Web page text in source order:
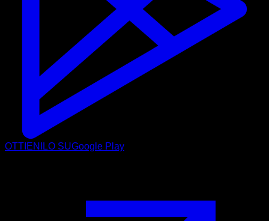
OTTIENILO SUGoogle Play